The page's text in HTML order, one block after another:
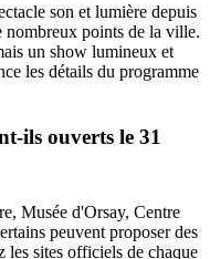
son et lumière depuis
points de la ville.
un show lumineux et
les détails du programme
ils ouverts le 31
Musée d'Orsay, Centre
peuvent proposer des
les sites officiels de chaque